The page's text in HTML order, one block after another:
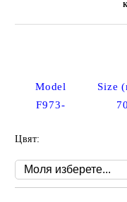
Model Size
F973-
70
Цвят: